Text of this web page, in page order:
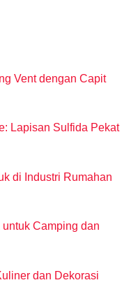
Vent dengan Capit
Lapisan Sulfida Pekat
di Industri Rumahan
Camping dan
dan Dekorasi